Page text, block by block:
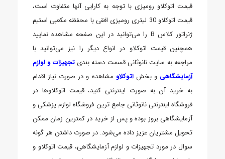
قیمت اتوکلاو رومیزی با توجه به کارایی آنها متفاوت است،
قیمت اتوکلاو 30 لیتری رومیزی افقی با محفظه مکعبی استیم
ژنراتور کلاس B را می‌توانید در این صفحه مشاهده نمایید
همچنین قیمت اتوکلاو در انواع دیگر را نیز می‌توانید با
مراجعه به سایت نانوثانی قسمت دسته بندیتجهیزات و لوازم
آزمایشگاهی و بخشاتوکلاو مشاهده و در صورت نیاز اقدام
به خرید آن به صورت اینترنتی کنید، قیمت اتوکلاوها در
فروشگاه اینترنتی نانوثانی جامع ترین فروشگاه لوازم پزشکی و
آزمایشگاهی بروز بوده و پس از خرید در کمترین زمان ممکن
تحویل مشتریان عزیز داده می‌شود. در صورت داشتن هر گونه
سوال در مورد تجهیزات و لوازم آزمایشگاهی، قیمت اتوکلاو و